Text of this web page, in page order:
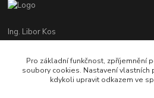
Ing. Libor Kos
+420 601 555 225
(Po-Pá: 8-17:00 hod.)
info@infrasystemy.cz
Pro základní funkčnost, zpříjemnění
soubory cookies. Nastavení
kdykoli upravit odkazem ve